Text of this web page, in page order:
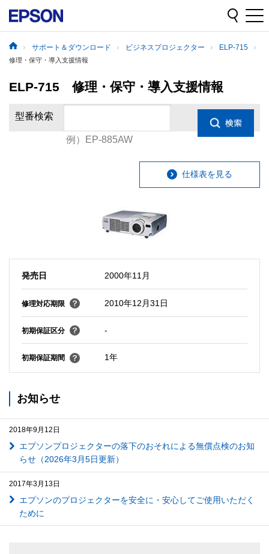
サポート＆ダウンロード ビジネスプロジェクター ELP-715
修理・保守・導入支援情報
ELP-715 修理・保守・導入支援情報
型番検索
例）EP-885AW
仕様表を見る
発売日 2000年11月
修理対応期限 2010年12月31日
初期保証区分 -
初期保証期間 1年
お知らせ
2018年9月12日
エプソンプロジェクターの落下のおそれによる無償点検のお知
らせ（2026年3月5日更新）
2017年3月13日
エプソンのプロジェクターを安全に・安心してご使用いただく
ために